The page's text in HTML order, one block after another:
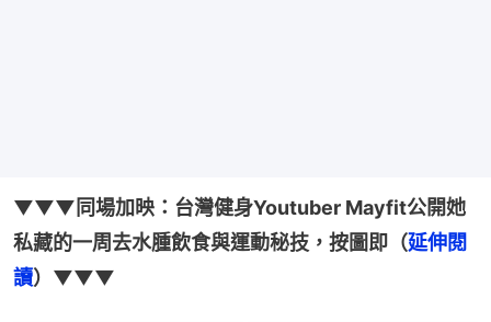
▼▼▼同場加映：台灣健身Youtuber Mayfit公開她
私藏的一周去水腫飲食與運動秘技，按圖即（延伸閱
讀）▼▼▼